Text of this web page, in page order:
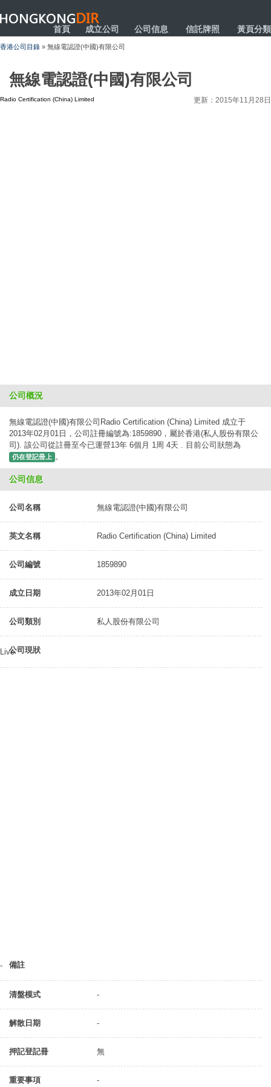
HONGKONGDIR
首頁 成立公司 公司信息 信託牌照 黃頁分類
香港公司目錄 » 無線電認證(中國)有限公司
無線電認證(中國)有限公司
Radio Certification (China) Limited 更新：2015年11月28日
公司概況
無線電認證(中國)有限公司Radio Certification (China) Limited 成立于
2013年02月01日，公司註冊編號為:1859890，屬於香港(私人股份有限公
司). 該公司從註冊至今已運營13年 6個月 1周 4天 . 目前公司狀態為
仍在登記冊上 。
公司信息
公司名稱 無線電認證(中國)有限公司
英文名稱 Radio Certification (China) Limited
公司編號 1859890
成立日期 2013年02月01日
公司類別 私人股份有限公司
公司現狀
Live
備註
-
清盤模式 -
解散日期 -
押記登記冊 無
重要事項 -